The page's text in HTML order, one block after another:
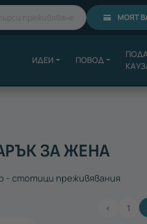
МОЯТ
ИДЕИ ПОВОД
ЗА ЖЕНА
- стотици преживявания
‹ 1